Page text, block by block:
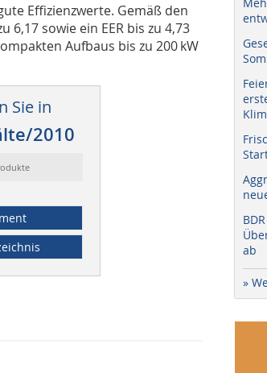
Effizienzwerte. Gemäß den
6,17 sowie ein EER bis zu 4,73
Aufbaus bis zu 200 kW
Sie in
2010
ab
»